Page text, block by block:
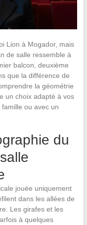
Lion à Mogador, mais
de salle ressemble à
balcon, deuxième
que la différence de
la géométrie
un choix adapté à vos
ou avec un
du
jouée uniquement
dans les allées de
Les girafes et les
à quelques